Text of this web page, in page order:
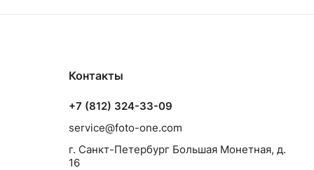
Контакты
+7 (812) 324-33-09
service@foto-one.com
г. Санкт-Петербург Большая Монетная, д.
16